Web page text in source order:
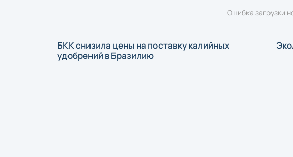
Ошибка загрузки
БКК снизила цены на поставку калийных
удобрений в Бразилию